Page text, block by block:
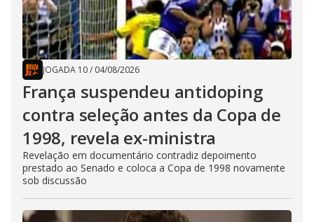
JOGADA 10/ 04/08/2026
França suspendeu antidoping
contra seleção antes da Copa de
1998, revela ex-ministra
Revelação em documentário contradiz depoimento
prestado ao Senado e coloca a Copa de 1998 novamente
sob discussão